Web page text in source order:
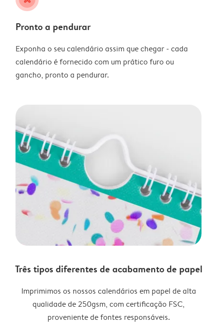
Pronto a pendurar
Exponha o seu calendário assim que chegar - cada
calendário é fornecido com um prático furo ou
gancho, pronto a pendurar.
Três tipos diferentes de acabamento de papel
Imprimimos os nossos calendários em papel de alta
qualidade de 250gsm, com certificação FSC,
proveniente de fontes responsáveis.